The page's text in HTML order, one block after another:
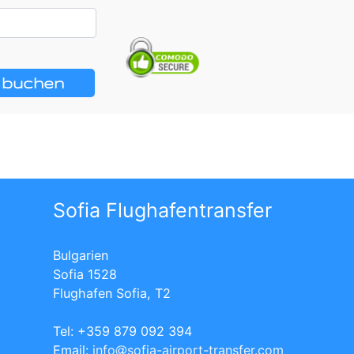
Sofia Flughafentransfer
Bulgarien
Sofia 1528
Flughafen Sofia, T2
Tel: +359 879 092 394
Еmail: info sofia-airport-transfer.com